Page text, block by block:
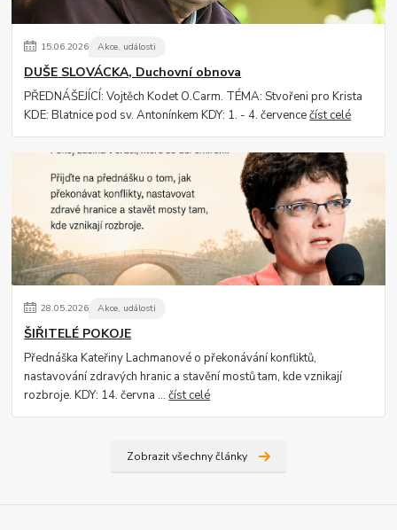
15.06.2026 Akce, události
DUŠE SLOVÁCKA, Duchovní obnova
PŘEDNÁŠEJÍCÍ: Vojtěch Kodet O.Carm. TÉMA: Stvořeni pro Krista
KDE: Blatnice pod sv. Antonínkem KDY: 1. - 4. červencečíst celé
28.05.2026 Akce, události
ŠIŘITELÉ POKOJE
Přednáška Kateřiny Lachmanové o překonávání konfliktů,
nastavování zdravých hranic a stavění mostů tam, kde vznikají
rozbroje. KDY: 14. června ...číst celé
Zobrazit všechny články